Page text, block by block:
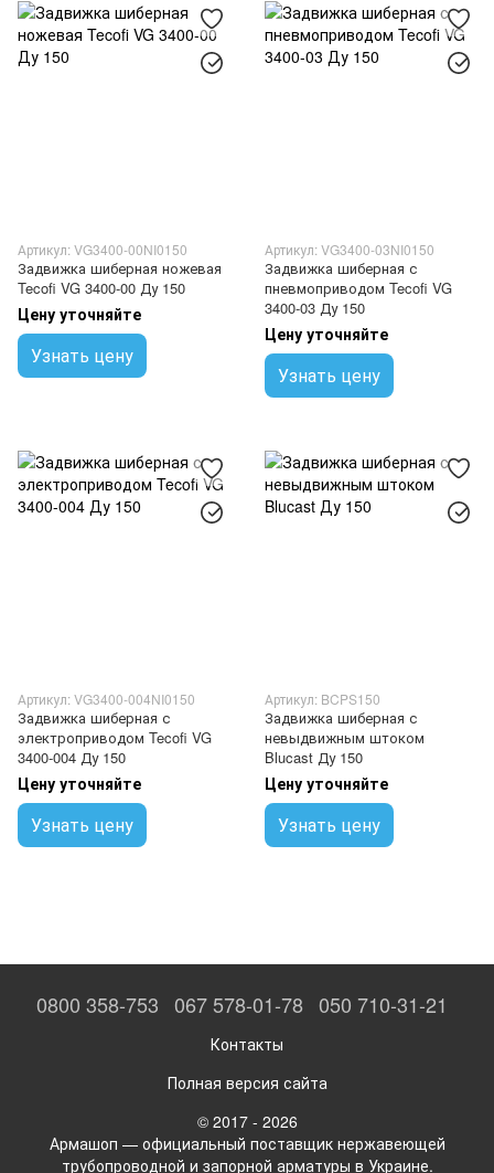
Артикул: VG3400-00NI0150
Задвижка шиберная ножевая
Tecofi VG 3400-00 Ду 150
Цену уточняйте
Узнать цену
Артикул: VG3400-03NI0150
Задвижка шиберная с
пневмоприводом Tecofi VG
3400-03 Ду 150
Цену уточняйте
Узнать цену
Артикул: VG3400-004NI0150
Задвижка шиберная с
электроприводом Tecofi VG
3400-004 Ду 150
Цену уточняйте
Узнать цену
Артикул: BCPS150
Задвижка шиберная с
невыдвижным штоком
Blucast Ду 150
Цену уточняйте
Узнать цену
0800 358-753 067 578-01-78 050 710-31-21
Контакты
Полная версия сайта
© 2017 - 2026
Армашоп — официальный поставщик нержавеющей
трубопроводной и запорной арматуры в Украине.